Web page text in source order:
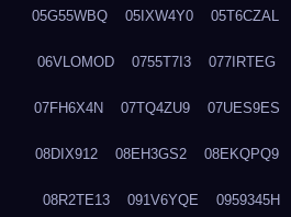
05G55WBQ 05IXW4Y0 05T6CZAL
06VLOMOD 0755T7I3 077IRTEG
07FH6X4N 07TQ4ZU9 07UES9ES
08DIX912 08EH3GS2 08EKQPQ9
08R2TE13 091V6YQE 0959345H